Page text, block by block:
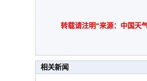
转载请注明“来源：中国天气
相关新闻